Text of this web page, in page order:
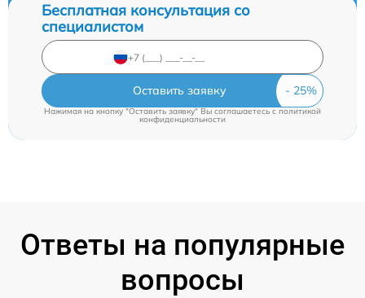
Бесплатная консультация со
специалистом
Оставить заявку
Нажимая на кнопку "Оставить заявку" Вы соглашаетесь cполитикой
конфиденциальности
Ответы на популярные
вопросы